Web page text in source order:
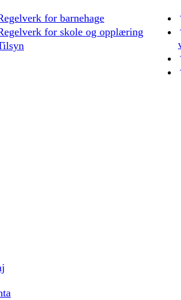
for barnehage
for skole og opplæring